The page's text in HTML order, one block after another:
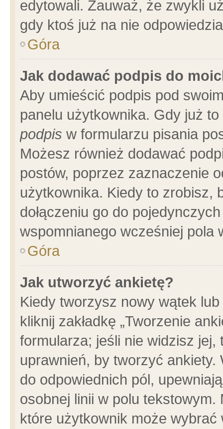
edytowali. Zauważ, że zwykli
gdy ktoś już na nie
Góra
Jak dodawać podpis do
Aby umieścić podpis pod
panelu użytkownika. Gdy już
podpis w formularzu pisania
Możesz również dodawać
postów, poprzez zaznaczenie
użytkownika. Kiedy to zrobisz,
dołączeniu go do
wspomnianego wcześniej pola
Góra
Jak utworzyć ankietę?
Kiedy tworzysz nowy wątek
kliknij zakładkę „Tworzenie
formularza; jeśli nie widzisz
uprawnień, by tworzyć ankiety.
do odpowiednich pól,
osobnej linii w polu
które użytkownik może